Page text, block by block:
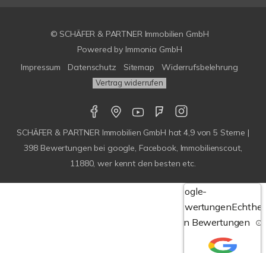
© SCHÄFER & PARTNER Immobilien GmbH
Powered by Immonia GmbH
Impressum
Datenschutz Sitemap Widerrufsbelehrung
Vertrag widerrufen
SCHÄFER & PARTNER Immobilien GmbH hat4,9von5 Sterne |
398 Bewertungen bei google, Facebook, Immobilienscout,
11880, wer kennt den besten etc.
Google-
Bewertungen
von Bewertungen